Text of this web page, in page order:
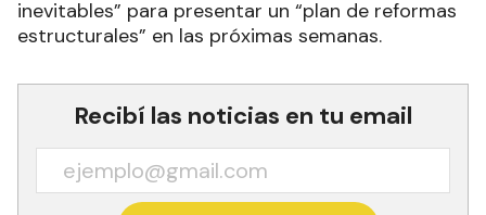
inevitables” para presentar un “plan de reformas
estructurales” en las próximas semanas.
Recibí las noticias en tu email